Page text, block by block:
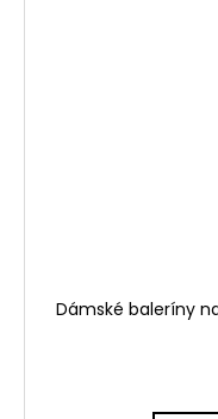
Dámské baleríny